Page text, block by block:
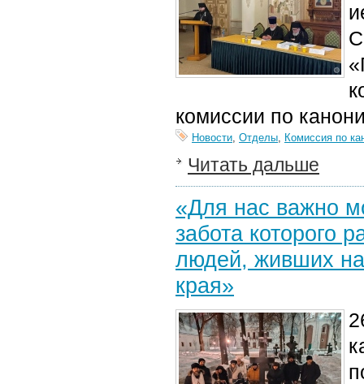
комиссии по
Новости, Отделы, Комиссия по
Читать дальше
«Для нас важно
забота которого
людей, живших на
края»